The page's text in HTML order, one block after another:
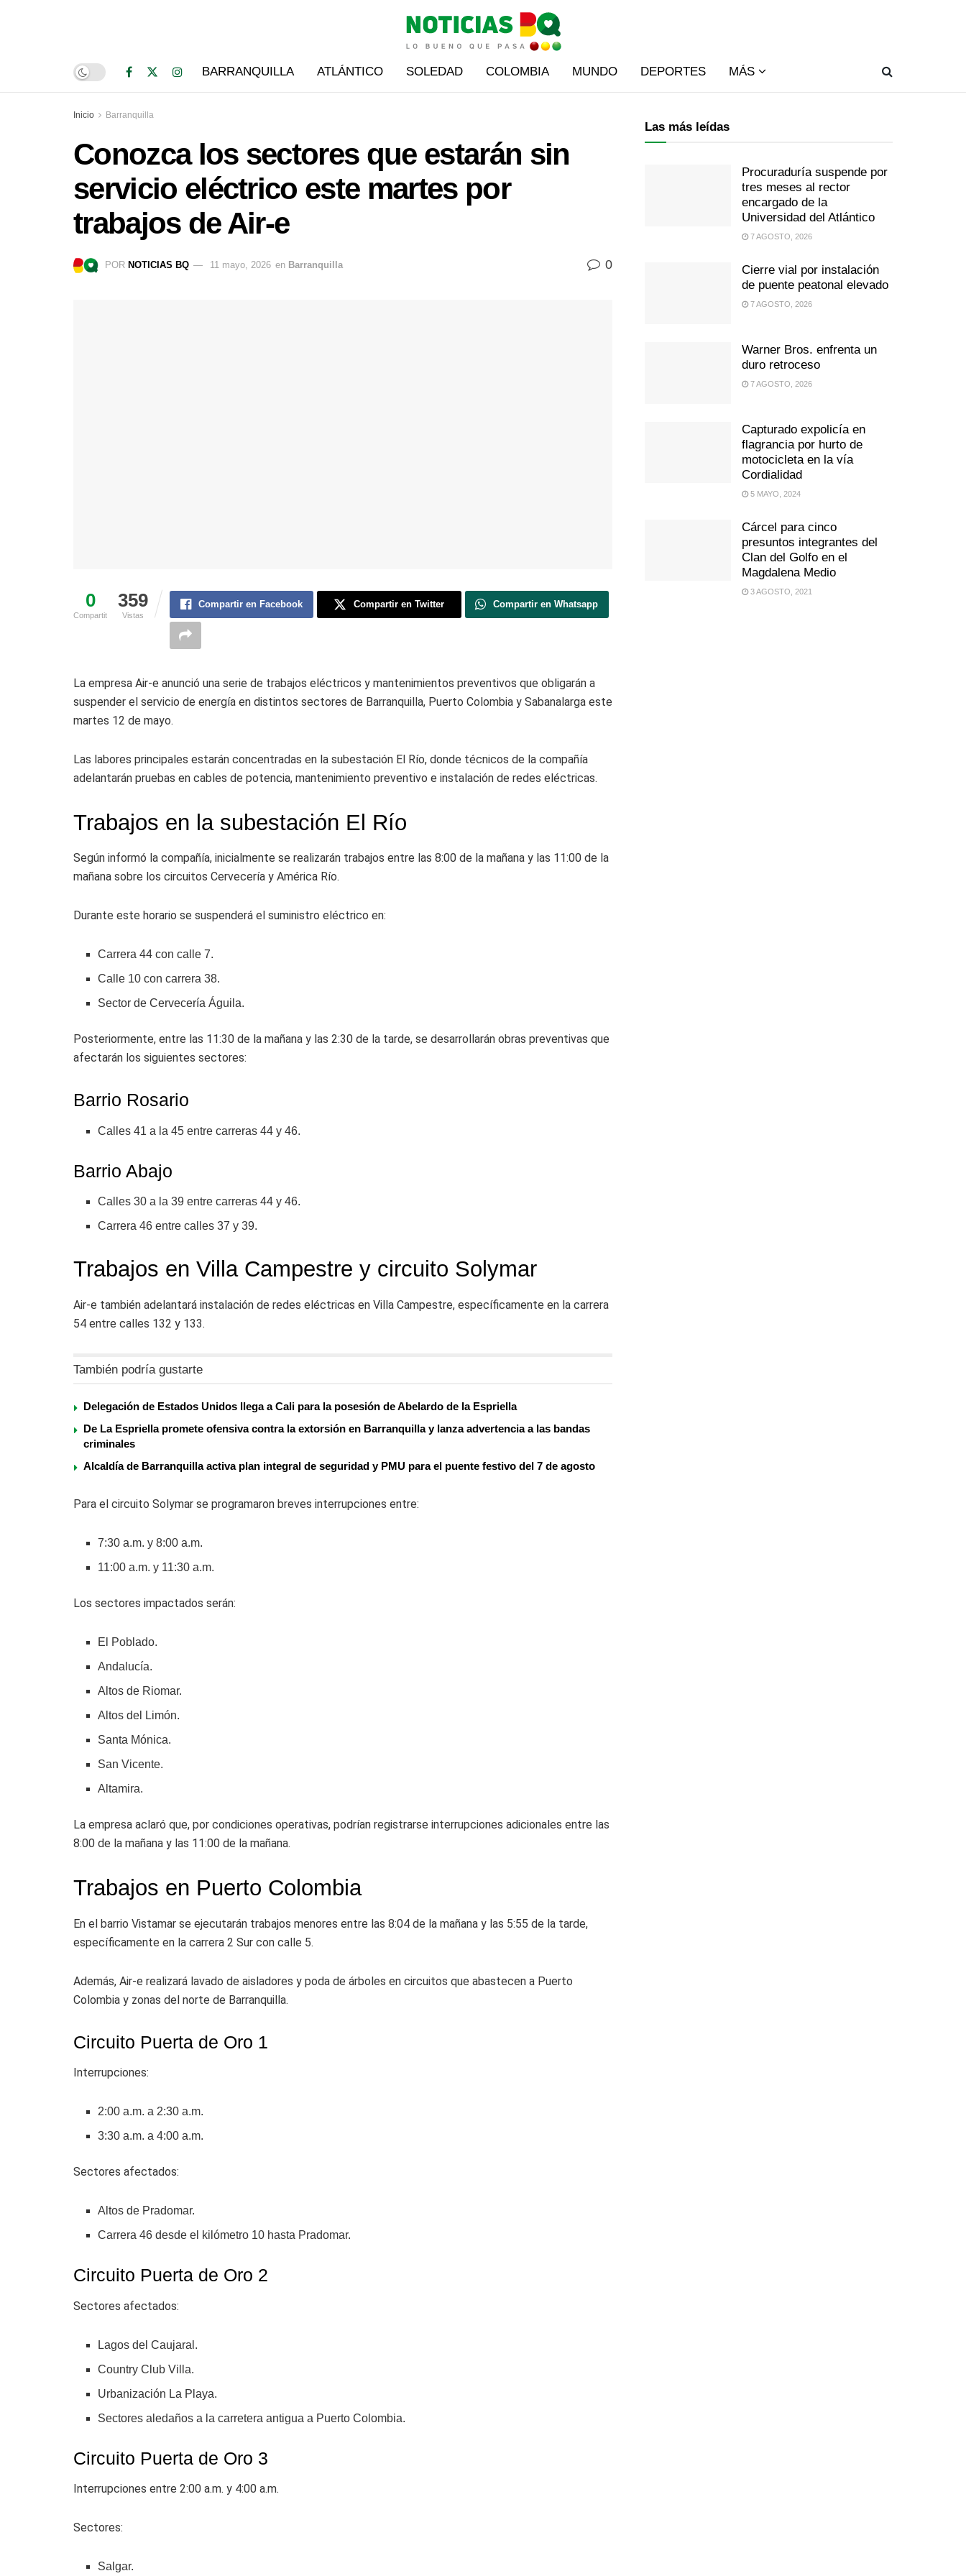
BARRANQUILLA ATLÁNTICO SOLEDAD COLOMBIA MUNDO DEPORTES MÁS
Inicio Barranquilla
Conozca los sectores que estarán sin
servicio eléctrico este martes por
trabajos de Air-e
POR NOTICIAS BQ 11 mayo, 2026 en Barranquilla 0
0
Compartit
359
Vistas
Compartir en Facebook Compartir en Twitter Compartir en Whatsapp
La empresa Air-e anunció una serie de trabajos eléctricos y mantenimientos preventivos que obligarán a
suspender el servicio de energía en distintos sectores de Barranquilla, Puerto Colombia y Sabanalarga este
martes 12 de mayo.
Las labores principales estarán concentradas en la subestación El Río, donde técnicos de la compañía
adelantarán pruebas en cables de potencia, mantenimiento preventivo e instalación de redes eléctricas.
Trabajos en la subestación El Río
Según informó la compañía, inicialmente se realizarán trabajos entre las 8:00 de la mañana y las 11:00 de la
mañana sobre los circuitos Cervecería y América Río.
Durante este horario se suspenderá el suministro eléctrico en:
Carrera 44 con calle 7.
Calle 10 con carrera 38.
Sector de Cervecería Águila.
Posteriormente, entre las 11:30 de la mañana y las 2:30 de la tarde, se desarrollarán obras preventivas que
afectarán los siguientes sectores:
Barrio Rosario
Calles 41 a la 45 entre carreras 44 y 46.
Barrio Abajo
Calles 30 a la 39 entre carreras 44 y 46.
Carrera 46 entre calles 37 y 39.
Trabajos en Villa Campestre y circuito Solymar
Air-e también adelantará instalación de redes eléctricas en Villa Campestre, específicamente en la carrera
54 entre calles 132 y 133.
También podría gustarte
Delegación de Estados Unidos llega a Cali para la posesión de Abelardo de la Espriella
De La Espriella promete ofensiva contra la extorsión en Barranquilla y lanza advertencia a las bandas
criminales
Alcaldía de Barranquilla activa plan integral de seguridad y PMU para el puente festivo del 7 de agosto
Para el circuito Solymar se programaron breves interrupciones entre:
7:30 a.m. y 8:00 a.m.
11:00 a.m. y 11:30 a.m.
Los sectores impactados serán:
El Poblado.
Andalucía.
Altos de Riomar.
Altos del Limón.
Santa Mónica.
San Vicente.
Altamira.
La empresa aclaró que, por condiciones operativas, podrían registrarse interrupciones adicionales entre las
8:00 de la mañana y las 11:00 de la mañana.
Trabajos en Puerto Colombia
En el barrio Vistamar se ejecutarán trabajos menores entre las 8:04 de la mañana y las 5:55 de la tarde,
específicamente en la carrera 2 Sur con calle 5.
Además, Air-e realizará lavado de aisladores y poda de árboles en circuitos que abastecen a Puerto
Colombia y zonas del norte de Barranquilla.
Circuito Puerta de Oro 1
Interrupciones:
2:00 a.m. a 2:30 a.m.
3:30 a.m. a 4:00 a.m.
Sectores afectados:
Altos de Pradomar.
Carrera 46 desde el kilómetro 10 hasta Pradomar.
Circuito Puerta de Oro 2
Sectores afectados:
Lagos del Caujaral.
Country Club Villa.
Urbanización La Playa.
Sectores aledaños a la carretera antigua a Puerto Colombia.
Circuito Puerta de Oro 3
Interrupciones entre 2:00 a.m. y 4:00 a.m.
Sectores:
Salgar.
Las más leídas
Procuraduría suspende por
tres meses al rector
encargado de la
Universidad del Atlántico
7 AGOSTO, 2026
Cierre vial por instalación
de puente peatonal elevado
7 AGOSTO, 2026
Warner Bros. enfrenta un
duro retroceso
7 AGOSTO, 2026
Capturado expolicía en
flagrancia por hurto de
motocicleta en la vía
Cordialidad
5 MAYO, 2024
Cárcel para cinco
presuntos integrantes del
Clan del Golfo en el
Magdalena Medio
3 AGOSTO, 2021